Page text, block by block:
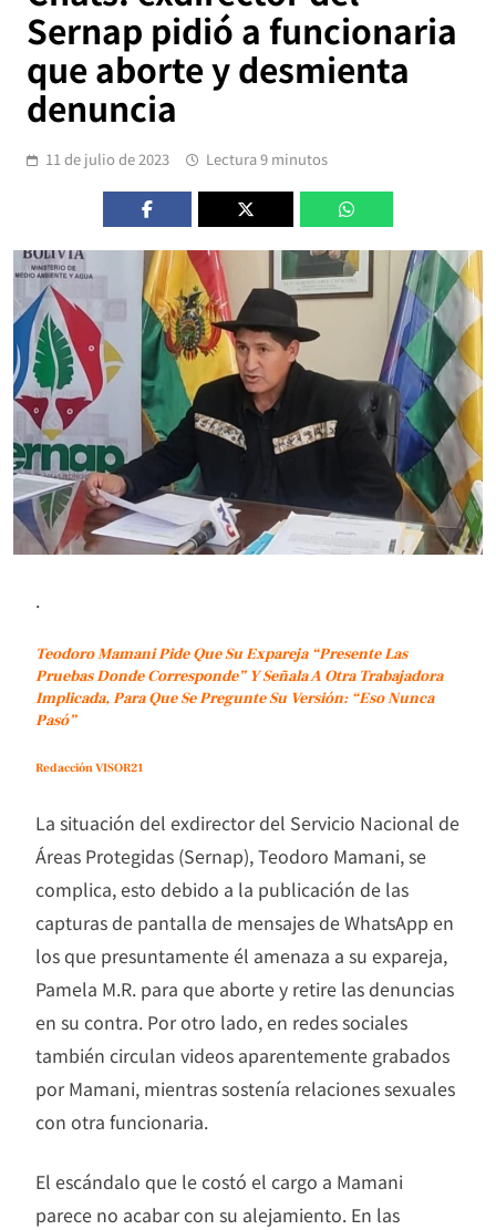
Sernap pidió a funcionaria
que aborte y desmienta
denuncia
11 de julio de 2023 Lectura 9 minutos
.
Teodoro Mamani Pide Que Su Expareja “presente Las
Pruebas Donde Corresponde” Y Señala A Otra Trabajadora
Implicada, Para Que Se Pregunte Su Versión: “Eso Nunca
Pasó”
Redacción VISOR21
La situación del exdirector del Servicio Nacional de
Áreas Protegidas (Sernap), Teodoro Mamani, se
complica, esto debido a la publicación de las
capturas de pantalla de mensajes de WhatsApp en
los que presuntamente él amenaza a su expareja,
Pamela M.R. para que aborte y retire las denuncias
en su contra. Por otro lado, en redes sociales
también circulan videos aparentemente grabados
por Mamani, mientras sostenía relaciones sexuales
con otra funcionaria.
El escándalo que le costó el cargo a Mamani
parece no acabar con su alejamiento. En las